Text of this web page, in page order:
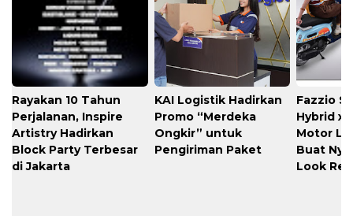
Rayakan 10 Tahun
Perjalanan, Inspire
Artistry Hadirkan
Block Party Terbesar
di Jakarta
KAI Logistik Hadirkan
Promo “Merdeka
Ongkir” untuk
Pengiriman Paket
Fazzio
Hybrid x
Motor
Buat
Look